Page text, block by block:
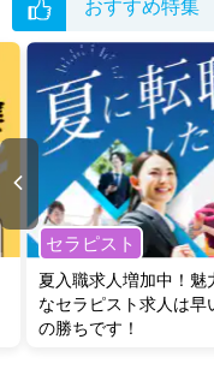
おすすめ特集
セラピスト
夏入職求人増加中！魅
なセラピスト求人は早
の勝ちです！